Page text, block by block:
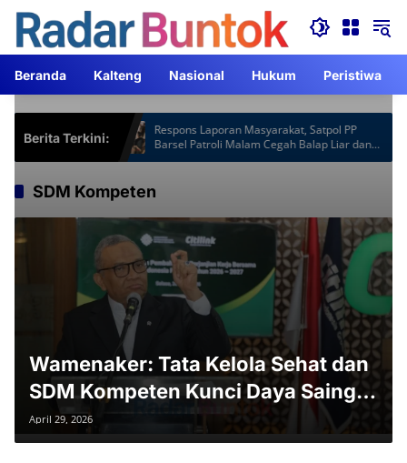
Langsung
konten
Beranda Kalteng Nasional Hukum Peristiwa
Berita Terkini:
Gardu
Lebih
Respons Laporan Masyarakat, Satpol PP
Barsel Patroli Malam Cegah Balap Liar dan
Knalpot Brong
SDM Kompeten
Wamenaker: Tata Kelola Sehat dan
SDM Kompeten Kunci Daya Saing
BUMN
April 29, 2026